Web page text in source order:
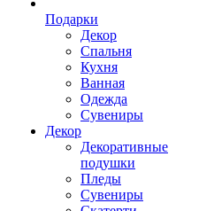
Подарки
Декор
Спальня
Кухня
Ванная
Одежда
Сувениры
Декор
Декоративные
подушки
Пледы
Сувениры